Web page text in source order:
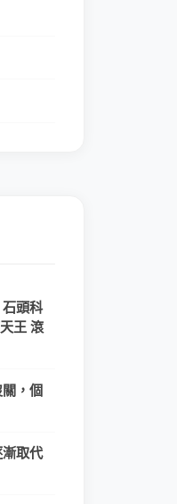
頭科
王 滾
，個
取代